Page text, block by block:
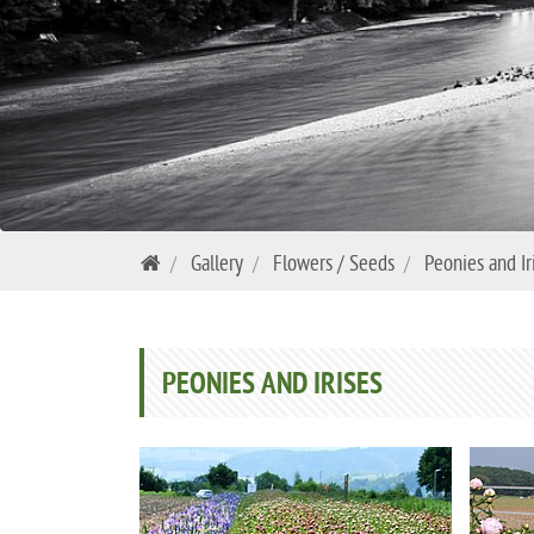
Gallery Flowers / Seeds Peonies and
PEONIES AND IRISES